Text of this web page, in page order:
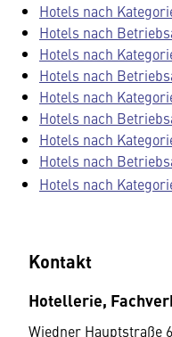
Hotels nach
Hotels nach
Hotels nach
Hotels nach
Hotels nach
Hotels nach
Hotels nach
Hotels nach
Hotels nach
Kontakt
Hotellerie,
Wiedner Hauptstraße